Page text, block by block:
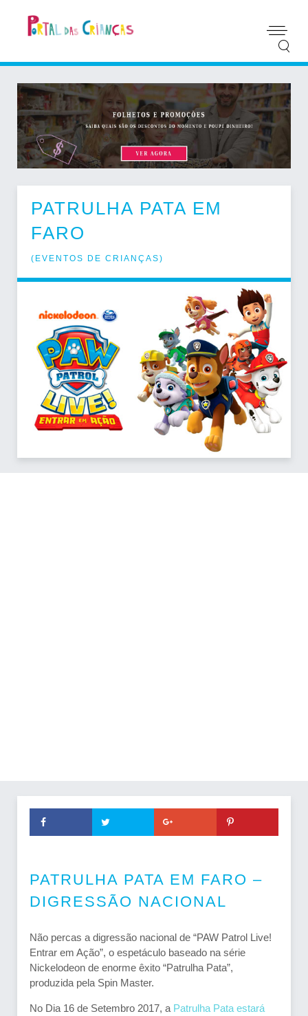
PATRULHA PATA EM
FARO
( EVENTOS DE CRIANÇAS)
PATRULHA PATA EM FARO –
DIGRESSÃO NACIONAL
Não percas a digressão nacional de “PAW Patrol Live!
Entrar em Ação”, o espetáculo baseado na série
Nickelodeon de enorme êxito “Patrulha Pata”,
produzida pela Spin Master.
No Dia 16 de Setembro 2017, a Patrulha Pata estará